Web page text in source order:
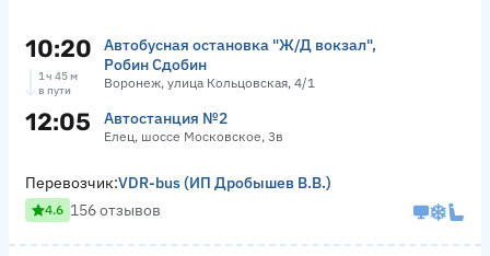
10:20
Автобусная остановка "Ж/Д вокзал",
Робин Сдобин
Воронеж, улица Кольцовская, 4/1
1 ч 45 м
в пути
12:05 Автостанция №2
Елец, шоссе Московское, 3в
Перевозчик:VDR-bus (ИП Дробышев В.В.)
4.6 156 отзывов